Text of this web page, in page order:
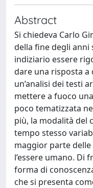
Abstract
Si chiedeva Carlo
della fine degli anni
indiziario essere
dare una risposta a
un’analisi dei testi
mettere a fuoco
poco tematizzata
più, la modalità del
tempo stesso
maggior parte
l’essere umano. Di
forma di
che si presenta